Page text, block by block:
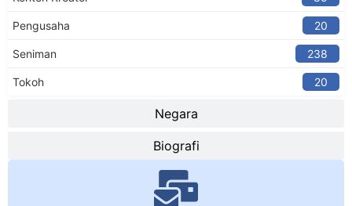
Negara
Biografi
Pengusaha 20
Seniman 238
Tokoh 20